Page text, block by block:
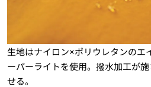
生地はナイロン×ポリウレタンのエ
ーパーライトを使用。撥水加工が
せる。